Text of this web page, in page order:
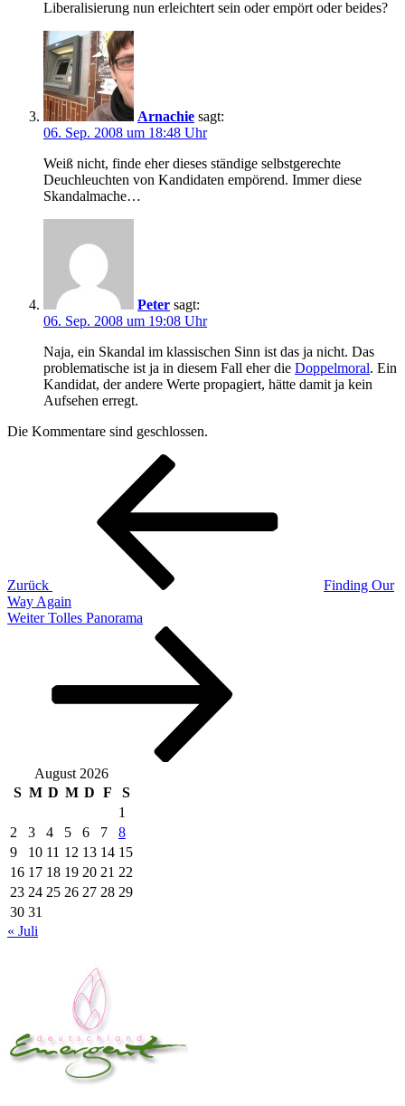
Liberalisierung nun erleichtert sein oder empört oder beides?
Arnachie sagt:
06. Sep. 2008 um 18:48 Uhr
Weiß nicht, finde eher dieses ständige selbstgerechte
Deuchleuchten von Kandidaten empörend. Immer diese
Skandalmache…
Peter sagt:
06. Sep. 2008 um 19:08 Uhr
Naja, ein Skandal im klassischen Sinn ist das ja nicht. Das
problematische ist ja in diesem Fall eher die Doppelmoral. Ein
Kandidat, der andere Werte propagiert, hätte damit ja kein
Aufsehen erregt.
Die Kommentare sind geschlossen.
Beitragsnavigation
Zurück
Finding Our
Way Again
Nächster
Weiter Tolles Panorama
August 2026
S M D M D F
S
1
2
3 4 5 6 7
8
9
10 11 12 13 14 15
16 17 18 19 20 21 22
23 24 25 26 27 28 29
30 31
« Juli